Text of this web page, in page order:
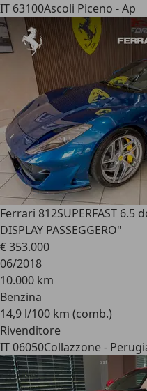
IT 63100Ascoli Piceno - Ap
Ferrari 812SUPERFAST 6.5
DISPLAY PASSEGGERO"
€ 353.000
06/2018
10.000 km
Benzina
14,9 l/100 km (comb.)
Rivenditore
IT 06050Collazzone -